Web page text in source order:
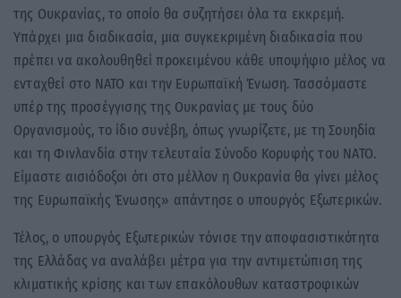
της Ουκρανίας, το οποίο θα συζητήσει όλα τα εκκρεμή.
Υπάρχει μια διαδικασία, μια συγκεκριμένη διαδικασία που
πρέπει να ακολουθηθεί προκειμένου κάθε υποψήφιο μέλος να
ενταχθεί στο ΝΑΤΟ και την Ευρωπαϊκή Ένωση. Τασσόμαστε
υπέρ της προσέγγισης της Ουκρανίας με τους δύο
Οργανισμούς, το ίδιο συνέβη, όπως γνωρίζετε, με τη Σουηδία
και τη Φινλανδία στην τελευταία Σύνοδο Κορυφής του ΝΑΤΟ.
Είμαστε αισιόδοξοι ότι στο μέλλον η Ουκρανία θα γίνει μέλος
της Ευρωπαϊκής Ένωσης» απάντησε ο υπουργός Εξωτερικών.
Τέλος, ο υπουργός Εξωτερικών τόνισε την αποφασιστικότητα
της Ελλάδας να αναλάβει μέτρα για την αντιμετώπιση της
κλιματικής κρίσης και των επακόλουθων καταστροφικών